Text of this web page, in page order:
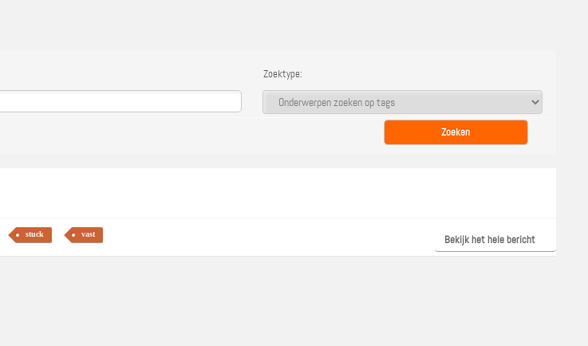
Zoektype:
stuck vast Bekijk het hele bericht